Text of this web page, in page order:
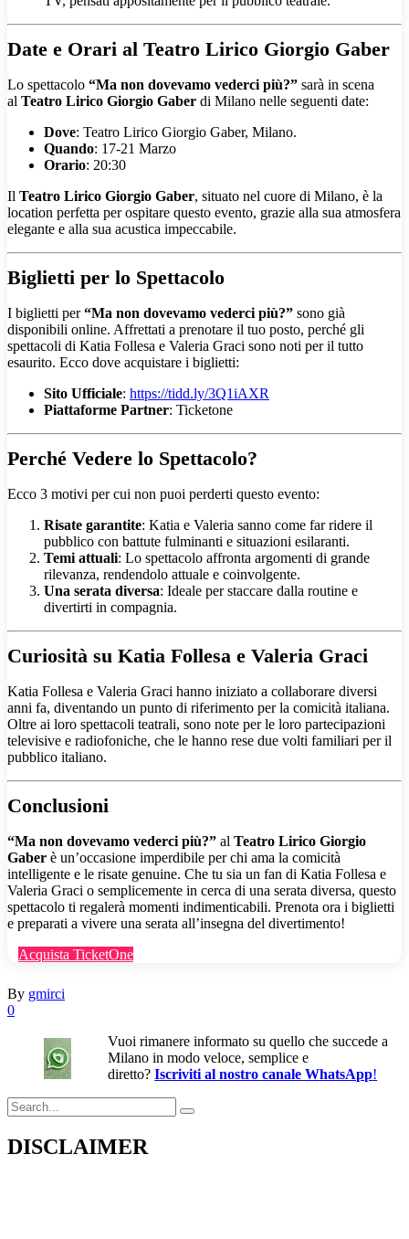
Date e Orari al Teatro Lirico Giorgio Gaber
Lo spettacolo “Ma non dovevamo vederci più?” sarà in scena
al Teatro Lirico Giorgio Gaber di Milano nelle seguenti date:
Dove: Teatro Lirico Giorgio Gaber, Milano.
Quando: 17-21 Marzo
Orario: 20:30
Il Teatro Lirico Giorgio Gaber, situato nel cuore di Milano, è la
location perfetta per ospitare questo evento, grazie alla sua atmosfera
elegante e alla sua acustica impeccabile.
Biglietti per lo Spettacolo
I biglietti per“Ma non dovevamo vederci più?” sono già
disponibili online. Affrettati a prenotare il tuo posto, perché gli
spettacoli di Katia Follesa e Valeria Graci sono noti per il tutto
esaurito. Ecco dove acquistare i biglietti:
Sito Ufficiale: https://tidd.ly/3Q1iAXR
Piattaforme Partner: Ticketone
Perché Vedere lo Spettacolo?
Ecco 3 motivi per cui non puoi perderti questo evento:
Risate garantite: Katia e Valeria sanno come far ridere il
pubblico con battute fulminanti e situazioni esilaranti.
Temi attuali: Lo spettacolo affronta argomenti di grande
rilevanza, rendendolo attuale e coinvolgente.
Una serata diversa: Ideale per staccare dalla routine e
divertirti in compagnia.
Curiosità su Katia Follesa e Valeria Graci
Katia Follesa e Valeria Graci hanno iniziato a collaborare diversi
anni fa, diventando un punto di riferimento per la comicità italiana.
Oltre ai loro spettacoli teatrali, sono note per le loro partecipazioni
televisive e radiofoniche, che le hanno rese due volti familiari per il
pubblico italiano.
Conclusioni
“Ma non dovevamo vederci più?” al Teatro Lirico Giorgio
Gaber è un’occasione imperdibile per chi ama la comicità
intelligente e le risate genuine. Che tu sia un fan di Katia Follesa e
Valeria Graci o semplicemente in cerca di una serata diversa, questo
spettacolo ti regalerà momenti indimenticabili. Prenota ora i biglietti
e preparati a vivere una serata all’insegna del divertimento!
Acquista TicketOne
By gmirci
0
Vuoi rimanere informato su quello che succede a
Milano in modo veloce, semplice e
diretto?Iscriviti al nostro canale WhatsApp!
Search
for:
DISCLAIMER